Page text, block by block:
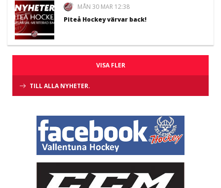
MÅN 30 MAR 12:38
Piteå Hockey värvar back!
VISA FLER
TILL ALLA NYHETER.